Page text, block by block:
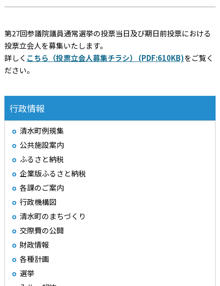
行政情報
清水町例規集
公共施設案内
ふるさと納税
企業版ふるさと納税
各課のご案内
行政機構図
清水町のまちづくり
交際費の公開
財政情報
各種計画
選挙
第27回参議院議員通常選挙の投票当日及び期日前投票における
投票立会人を募集いたします。
詳しく こちら（投票立会人募集チラシ） (PDF:610KB)をご覧く
ださい。